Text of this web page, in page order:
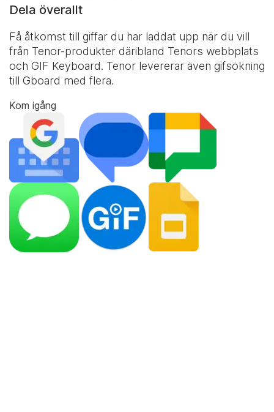
Dela överallt
Få åtkomst till giffar du har laddat upp när du vill
från Tenor-produkter däribland Tenors webbplats
och GIF Keyboard. Tenor levererar även gifsökning
till Gboard med flera.
Kom igång